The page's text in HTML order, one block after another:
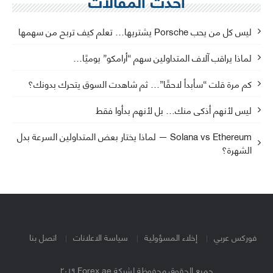
ليس كل من يحب Porsche يشتريها… تعلم كيف تربح من سهمها
لماذا يراقب آلاف المتداولين سهم “أرامكو” يوميًا…
كم مرة قلت “سأبدأ لاحقًا”… ثم شاهدت السوق يتحرك بدونك؟
ليس لأنهم أذكى منك… بل لأنهم بدأوا فقط
Solana vs Ethereum — لماذا يختار بعض المتداولين السرعة بدل
الشهرة؟
فوركس عربي إخلاء المسؤولية سياسة الاعلانات اتصل بنا
جميع الحقوق محفوظة لشركة Forex.ae ٢٠١٩